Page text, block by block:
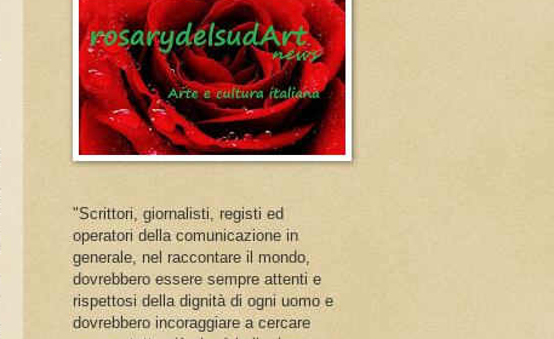
"Scrittori, giornalisti, registi ed
operatori della comunicazione in
generale, nel raccontare il mondo,
dovrebbero essere sempre attenti e
rispettosi della dignità di ogni uomo e
dovrebbero incoraggiare a cercare